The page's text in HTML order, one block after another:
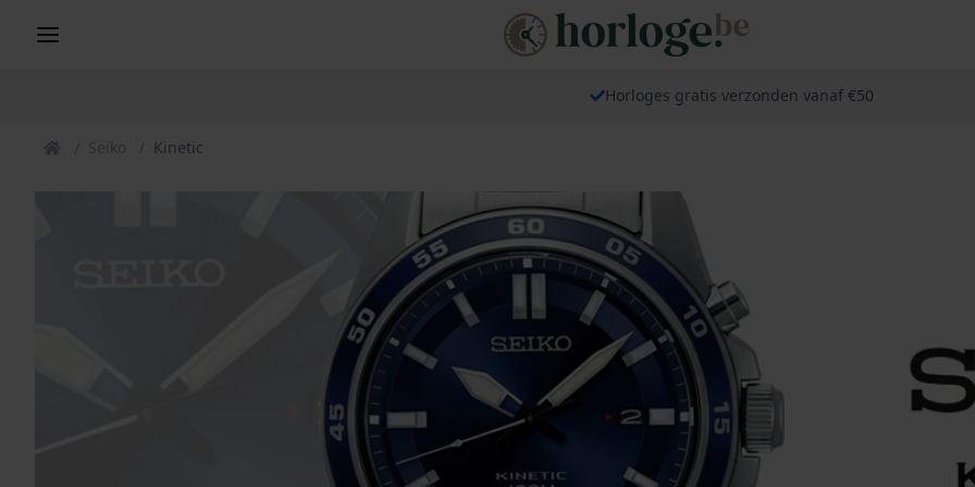
Horloges gratis verzonden vanaf €50
Seiko Kinetic